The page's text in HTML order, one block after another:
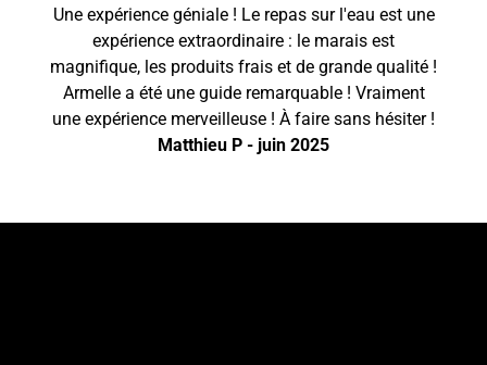
Une expérience géniale ! Le repas sur l'eau est une
expérience extraordinaire : le marais est
magnifique, les produits frais et de grande qualité !
Armelle a été une guide remarquable ! Vraiment
une expérience merveilleuse ! À faire sans hésiter !
Matthieu P - juin 2025